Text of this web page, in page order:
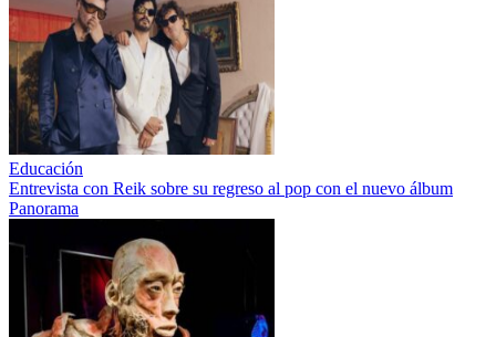
Educación
Entrevista con Reik sobre su regreso al pop con el nuevo álbum
Panorama